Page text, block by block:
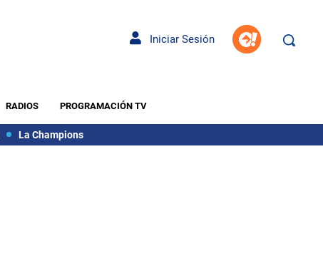
Iniciar Sesión
RADIOS PROGRAMACIÓN TV
La Champions